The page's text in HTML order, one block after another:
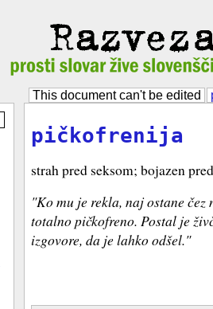
This document can't be edited
pičkofrenija
strah pred seksom; bojazen
"Ko mu je rekla, naj ostane
totalno pičkofreno. Postal je
izgovore, da je lahko odšel."